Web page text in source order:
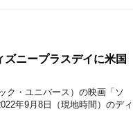
ニープラスデイに米国
ク・ユニバース）の映画「ソ
年9月8日（現地時間）のディ